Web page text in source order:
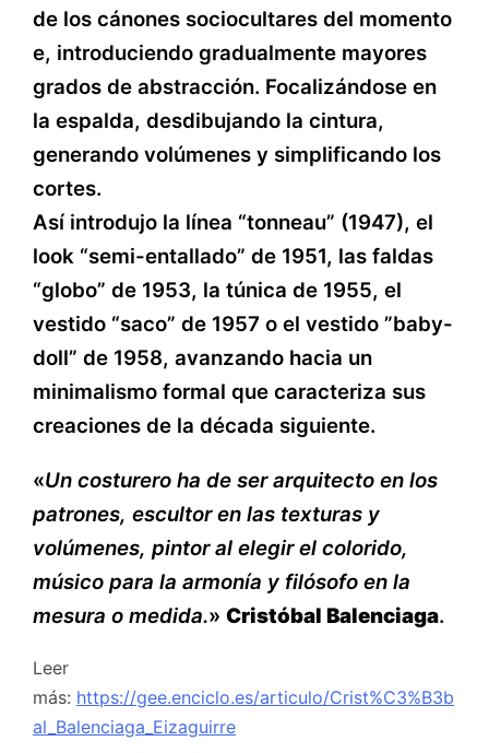
de los cánones sociocultares del momento
e, introduciendo gradualmente mayores
grados de abstracción. Focalizándose en
la espalda, desdibujando la cintura,
generando volúmenes y simplificando los
cortes.
Así introdujo la línea “tonneau” (1947), el
look “semi-entallado” de 1951, las faldas
“globo” de 1953, la túnica de 1955, el
vestido “saco” de 1957 o el vestido ”baby-
doll” de 1958, avanzando hacia un
minimalismo formal que caracteriza sus
creaciones de la década siguiente.
«Un costurero ha de ser arquitecto en los
patrones, escultor en las texturas y
volúmenes, pintor al elegir el colorido,
músico para la armonía y filósofo en la
mesura o medida.» Cristóbal Balenciaga.
Leer
más: https://gee.enciclo.es/articulo/Crist%C3%B3b
al_Balenciaga_Eizaguirre